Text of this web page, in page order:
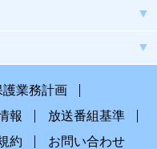
護業務計画
報
放送番組基準
約 お問い合わせ